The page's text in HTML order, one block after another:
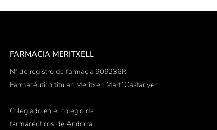
FARMACIA MERITXELL
Nº de registro de farmacia 909236R
Farmacéutico titular: Meritxell Martí Castanyer
Colegiado en el colegio de
farmacéuticos de Andorra